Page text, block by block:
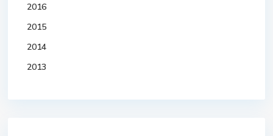
2016
2015
2014
2013